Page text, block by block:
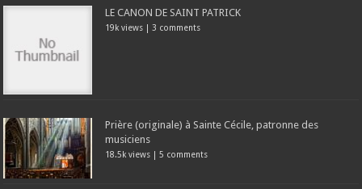
LE CANON DE SAINT PATRICK
19k views | 3 comments
Prière (originale) à Sainte Cécile, patronne des
musiciens
18.5k views |5 comments